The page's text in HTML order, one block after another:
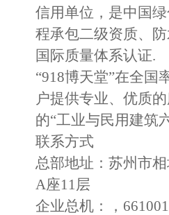
信用单位，是中国
程承包二级资质、
国际质量体系认证.
“918博天堂”在全国
户提供专业、优质
的“工业与民用建筑
联系方式
总部地址：苏州市
A座11层
企业总机：，